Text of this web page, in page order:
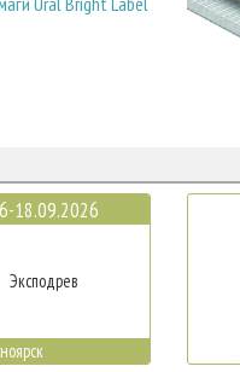
18.09.2026
Эксподрев